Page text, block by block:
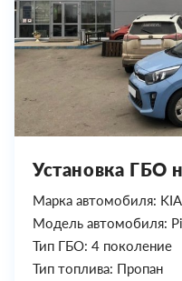
Установка ГБО
Марка автомобиля: KIA
Модель автомобиля:
Тип ГБО: 4 поколение
Тип топлива: Пропан